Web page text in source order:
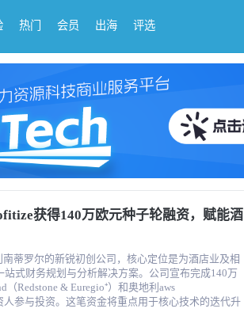
热门 会员 出海 评选
获得140万欧元种子轮融资，赋能酒
蒂罗尔的新锐初创公司，核心定位是为酒店业及相
式财务规划与分析解决方案。公司宣布完成140万
Redstone & Euregio⁺）和奥地利aws
人参与投资。这笔资金将重点用于核心技术的迭代升